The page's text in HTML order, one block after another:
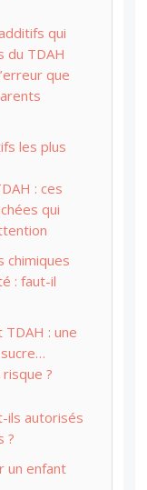
qui
du TDAH
que
les plus
: ces
qui
chimiques
: faut-il
: une
?
ils autorisés
?
un enfant